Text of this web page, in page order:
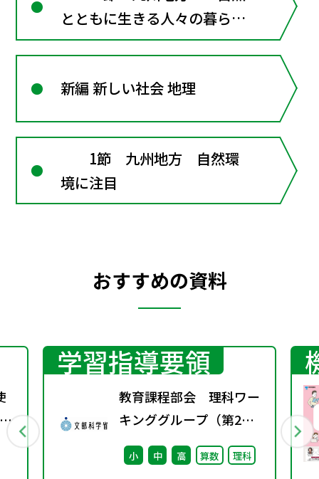
とともに生きる人々の暮らし
－
新編 新しい社会 地理
1節 九州地方 自然環
境に注目
おすすめの資料
学習指導要領
教育課程部会 理科ワー
キンググループ（第2
回） 配付資料
小 中 高 算数 理科